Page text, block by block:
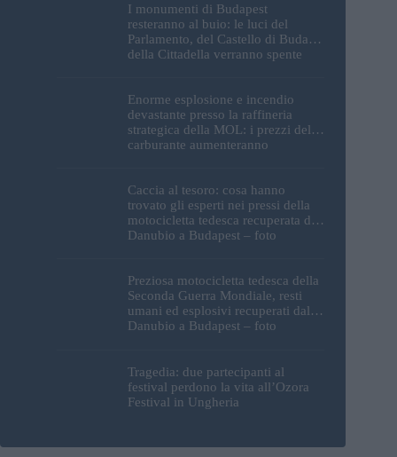
I monumenti di Budapest
resteranno al buio: le luci del
Parlamento, del Castello di Buda e
della Cittadella verranno spente
Enorme esplosione e incendio
devastante presso la raffineria
strategica della MOL: i prezzi del
carburante aumenteranno
Caccia al tesoro: cosa hanno
trovato gli esperti nei pressi della
motocicletta tedesca recuperata dal
Danubio a Budapest – foto
Preziosa motocicletta tedesca della
Seconda Guerra Mondiale, resti
umani ed esplosivi recuperati dal
Danubio a Budapest – foto
Tragedia: due partecipanti al
festival perdono la vita all’Ozora
Festival in Ungheria